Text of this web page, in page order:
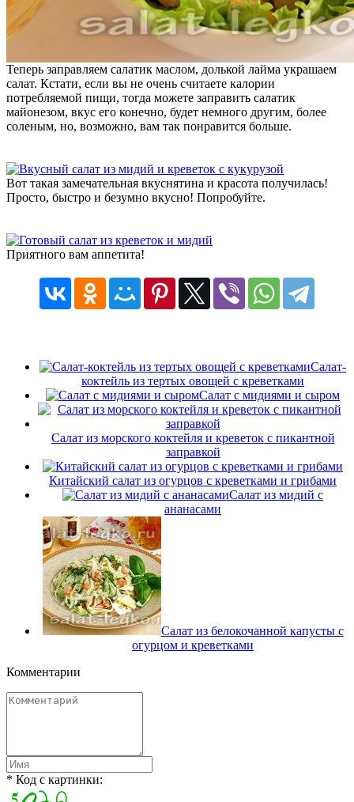
Теперь заправляем салатик маслом, долькой лайма украшаем
салат. Кстати, если вы не очень считаете калории
потребляемой пищи, тогда можете заправить салатик
майонезом, вкус его конечно, будет немного другим, более
соленым, но, возможно, вам так понравится больше.
Вот такая замечательная вкуснятина и красота получилась!
Просто, быстро и безумно вкусно! Попробуйте.
Приятного вам аппетита!
Салат-
коктейль из тертых овощей с креветками
Салат с мидиями и сыром
Салат из морского коктейля и креветок с пикантной
заправкой
Китайский салат из огурцов с креветками и грибами
Салат из мидий с
ананасами
Салат из белокочанной капусты с
огурцом и креветками
Комментарии
* Код с картинки: